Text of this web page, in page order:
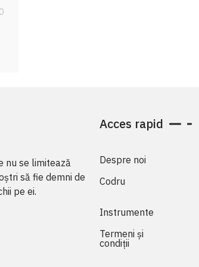
nu se limitează
să fie demni de
pe ei.
Acces rapid
Despre noi
Codru
Instrumente
Termeni și
condiții